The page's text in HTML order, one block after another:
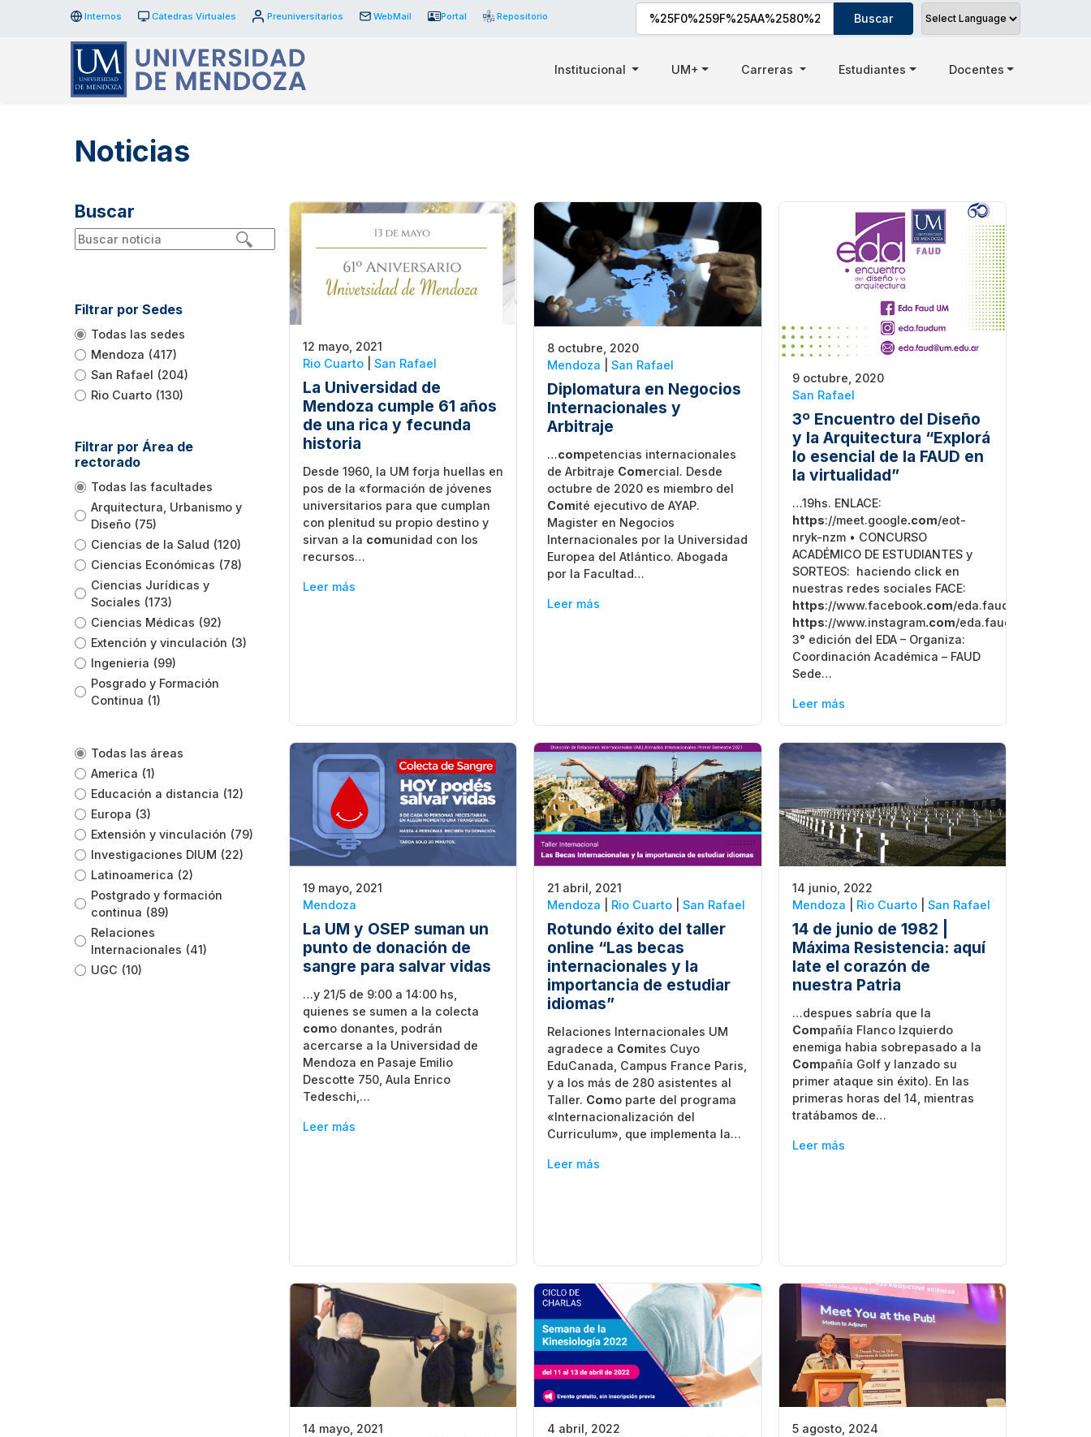
Internos Cátedras Virtuales Preuniversitarios WebMail Portal Repositorio
Institucional UM+ Carreras Estudiantes Docentes
Noticias
Buscar
Filtrar por Sedes
Todas las sedes
Mendoza (417)
San Rafael (204)
Rio Cuarto (130)
Filtrar por Área de
rectorado
Todas las facultades
Arquitectura, Urbanismo y
Diseño (75)
Ciencias de la Salud (120)
Ciencias Económicas (78)
Ciencias Jurídicas y
Sociales (173)
Ciencias Médicas (92)
Extención y vinculación (3)
Ingenieria (99)
Posgrado y Formación
Continua (1)
Todas las áreas
America (1)
Educación a distancia (12)
Europa (3)
Extensión y vinculación (79)
Investigaciones DIUM (22)
Latinoamerica (2)
Postgrado y formación
continua (89)
Relaciones
Internacionales (41)
UGC (10)
12 mayo, 2021
Rio Cuarto
San Rafael
La Universidad de
Mendoza cumple 61 años
de una rica y fecunda
historia
Desde 1960, la UM forja huellas en
pos de la «formación de jóvenes
universitarios para que cumplan
con plenitud su propio destino y
sirvan a la comunidad con los
recursos…
Leer más
8 octubre, 2020
Mendoza |San Rafael
Diplomatura en Negocios
Internacionales y
Arbitraje
…competencias internacionales
de Arbitraje Comercial. Desde
octubre de 2020 es miembro del
Comité ejecutivo de AYAP.
Magister en Negocios
Internacionales por la Universidad
Europea del Atlántico. Abogada
por la Facultad…
Leer más
9 octubre, 2020
San Rafael
3º Encuentro del Diseño
y la Arquitectura “Explorá
lo esencial de la FAUD en
la virtualidad”
…19hs. ENLACE:
https://meet.google.com/eot-
nryk-nzm • CONCURSO
ACADÉMICO DE ESTUDIANTES y
SORTEOS: haciendo click en
nuestras redes sociales FACE:
https://www.facebook.com/eda.faud.3
https://www.instagram.com/eda.faudum/
3° edición del EDA – Organiza:
Coordinación Académica – FAUD
Sede…
Leer más
19 mayo, 2021
Mendoza
La UM y OSEP suman un
punto de donación de
sangre para salvar vidas
…y 21/5 de 9:00 a 14:00 hs,
quienes se sumen a la colecta
como donantes, podrán
acercarse a la Universidad de
Mendoza en Pasaje Emilio
Descotte 750, Aula Enrico
Tedeschi,…
Leer más
21 abril, 2021
Mendoza
Rio Cuarto |San Rafael
Rotundo éxito del taller
online “Las becas
internacionales y la
importancia de estudiar
idiomas”
Relaciones Internacionales UM
agradece a Comites Cuyo
EduCanada, Campus France Paris,
y a los más de 280 asistentes al
Taller. Como parte del programa
«Internacionalización del
Curriculum», que implementa la…
Leer más
14 junio, 2022
Mendoza
Rio Cuarto| San Rafael
14 de junio de 1982 |
Máxima Resistencia: aquí
late el corazón de
nuestra Patria
…despues sabría que la
Compañía Flanco Izquierdo
enemiga habia sobrepasado a la
Compañía Golf y lanzado su
primer ataque sin éxito). En las
primeras horas del 14, mientras
tratábamos de…
Leer más
14 mayo, 2021
4 abril, 2022
5 agosto, 2024